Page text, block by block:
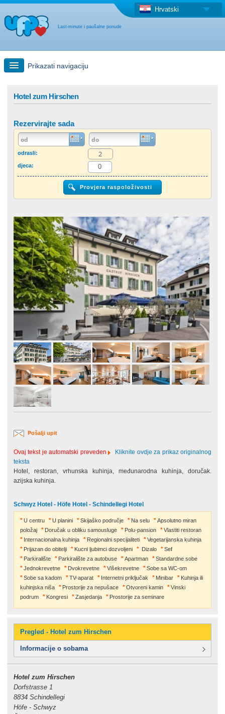
Last-minute i paušalne ponude
Hrvatski
Prikazati navigaciju
"Last Minute"ponuda + Paušalna ponuda
Druga država
Hotel zum Hirschen
Rezervirajte sada
odrasli:
djeca:
Pošalji upit
Ovaj tekst je automatski preveden
Kliknite ovdje za prikaz originalnog
teksta
Hotel, restoran, vrhunska kuhinja, međunarodna kuhinja, doručak.
azijska kuhinja.
Schwyz Hotel - Höfe Hotel - Schindellegi Hotel
U centru U planini Skijaško područje Na selu
Apsolutno miran
položaj
Doručak u obliku samousluge Polu-pansion
Vlastiti restoran
Internacionalna kuhinja
Regionalni specijaliteti
Vegetarijanska kuhinja
Prijazan do obitelji
Kucni ljubimci dozvoljeni Dizalo
Sef
Parkiralište
Parkiralište za autobuse Apartman
Standardne sobe
Jednokrevetne
Dvokrevetne Višekrevetne
Sobe sa WC-om
Sobe sa kadom
TV-aparat Internetni priključak Minibar
Kuhinja ili
kuhinjska niša
Prostorije za nepušace Otvoreni kamin
Vinski
podrum
Kongresi Zasjedanja Prostorije za seminare
Pregled - Hotel zum Hirschen
Informacije o sobama
Hotel zum Hirschen
Dorfstrasse 1
8834 Schindellegi
Höfe - Schwyz